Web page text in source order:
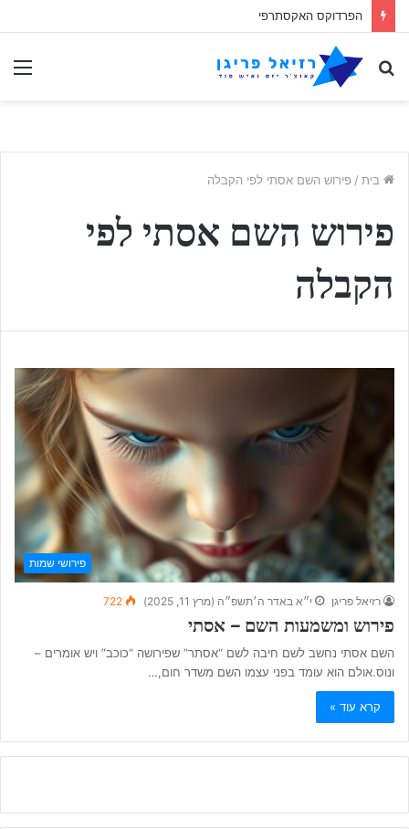
הפרדוקס האקסתרפי
לחפש
בית / פירוש השם אסתי לפי הקבלה
פירוש השם אסתי לפי
הקבלה
פירושי שמות
רזיאל פריגן י״א באדר ה׳תשפ״ה (מרץ 11, 2025) 722
פירוש ומשמעות השם – אסתי
השם אסתי נחשב לשם חיבה לשם “אסתר” שפירושה “כוכב” ויש אומרים –
ונוס.אולם הוא עומד בפני עצמו השם משדר חום,…
קרא עוד »